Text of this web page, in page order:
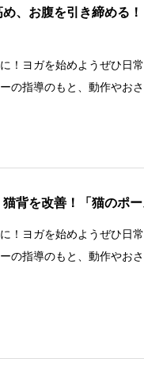
、お腹を引き締める
！ヨガを始めようぜひ日
の指導のもと、動作やお
背を改善！「猫のポー
！ヨガを始めようぜひ日
の指導のもと、動作やお